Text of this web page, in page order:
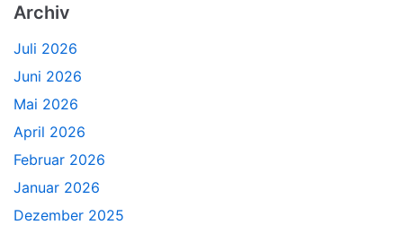
Archiv
Juli 2026
Juni 2026
Mai 2026
April 2026
Februar 2026
Januar 2026
Dezember 2025